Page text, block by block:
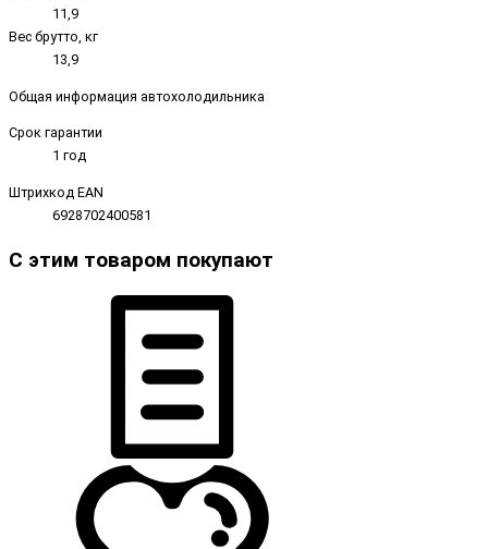
11,9
Вес брутто, кг
13,9
Общая информация автохолодильника
Срок гарантии
1 год
Штрихкод EAN
6928702400581
С этим товаром покупают